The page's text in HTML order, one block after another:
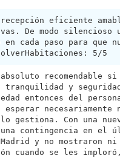
eficiente
De modo silencioso
en cada paso para que
5/5
recomendable
y
entonces del
necesariamente
gestiona. Con una
una contingencia en el
y no mostraron ni
cuando se les